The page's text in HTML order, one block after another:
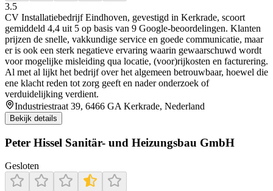
3.5
CV Installatiebedrijf Eindhoven, gevestigd in Kerkrade, scoort
gemiddeld 4,4 uit 5 op basis van 9 Google-beoordelingen. Klanten
prijzen de snelle, vakkundige service en goede communicatie, maar
er is ook een sterk negatieve ervaring waarin gewaarschuwd wordt
voor mogelijke misleiding qua locatie, (voor)rijkosten en facturering.
Al met al lijkt het bedrijf over het algemeen betrouwbaar, hoewel die
ene klacht reden tot zorg geeft en nader onderzoek of
verduidelijking verdient.
Industriestraat 39, 6466 GA Kerkrade, Nederland
Bekijk details
Peter Hissel Sanitär- und Heizungsbau GmbH
Gesloten